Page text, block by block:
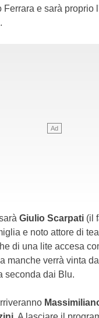
Ferrara e sarà proprio
Giulio Scarpati (il
e noto attore di
di una lite accesa
manche verrà vinta
seconda dai Blu.